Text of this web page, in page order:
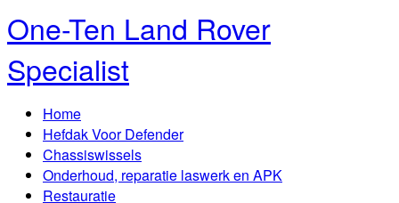
One-Ten Land Rover
Specialist
Home
Hefdak Voor Defender
Chassiswissels
Onderhoud, reparatie laswerk en APK
Restauratie